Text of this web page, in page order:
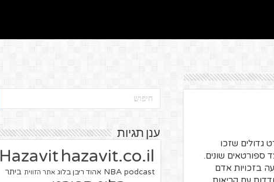
גדולים שזכו
ספורטאים שונים.
בזכויות אדם
ענן תגיות
Hazavit hazavit.co.il
NBA podcast אהוד ריבן בלוג אתר הזווית ביתר